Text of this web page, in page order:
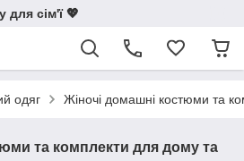
для сім'ї 💖
одяг Жіночі домашні костюми та
та комплекти для дому та